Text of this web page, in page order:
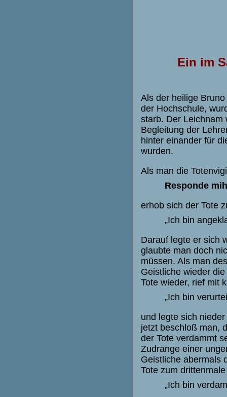
Ein im
Als der heilige
der Hochschule,
starb. Der Leichnam
Begleitung der
hinter einander für
wurden.
Als man die
Responde
erhob sich der Tote
„Ich bin
Darauf legte er sich
glaubte man doch
müssen. Als man
Geistliche wieder
Tote wieder, rief mit
„Ich bin
und legte sich
jetzt beschloß man,
der Tote verdammt
Zudrange einer
Geistliche abermals
Tote zum drittenmale
„Ich bin